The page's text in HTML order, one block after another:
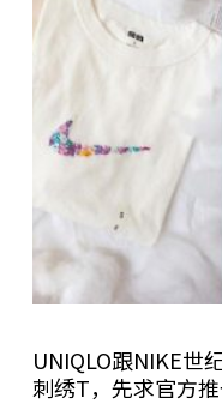
UNIQLO跟NIKE世
刺绣T，先求官方推